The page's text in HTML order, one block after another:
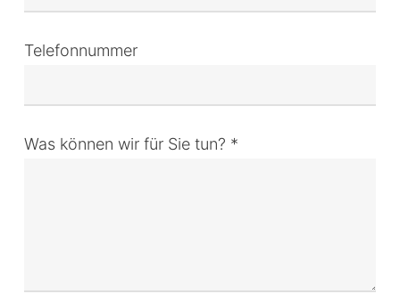
Telefonnummer
Was können wir für Sie tun? *